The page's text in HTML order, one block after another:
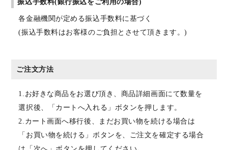
振込手数料(銀行振込をご利用の場合)
各金融機関が定める振込手数料に基づく
(振込手数料はお客様のご負担とさせて頂きます。)
ご注文方法
1.お好きな商品をお選び頂き、商品詳細画面にて数量を
選択後、「カートへ入れる」ボタンを押します。
2.カート画面へ移行後、まだお買い物を続ける場合は
「お買い物を続ける」ボタンを、ご注文を確定する場合